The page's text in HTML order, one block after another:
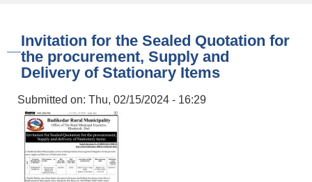
Invitation for the Sealed Quotation for
the procurement, Supply and
Delivery of Stationary Items
Submitted on: Thu, 02/15/2024 - 16:29